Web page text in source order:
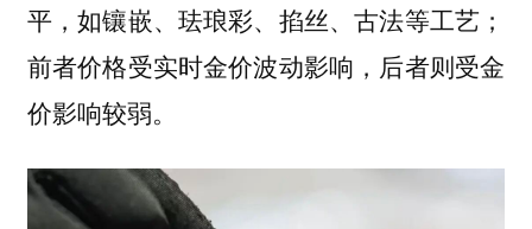
平，如镶嵌、珐琅彩、掐丝、古法等工艺；
前者价格受实时金价波动影响，后者则受金
价影响较弱。